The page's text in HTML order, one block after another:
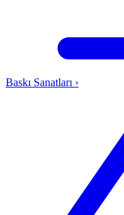
Baskı Sanatları ›